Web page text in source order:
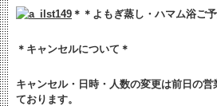
＊＊よもぎ蒸し・ハマム浴ご
＊キャンセルについて＊
キャンセル・日時・人数の変更は前日の営
ております。